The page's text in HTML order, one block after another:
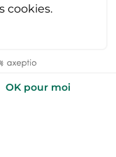
aux familles
aux familles :
(Musée